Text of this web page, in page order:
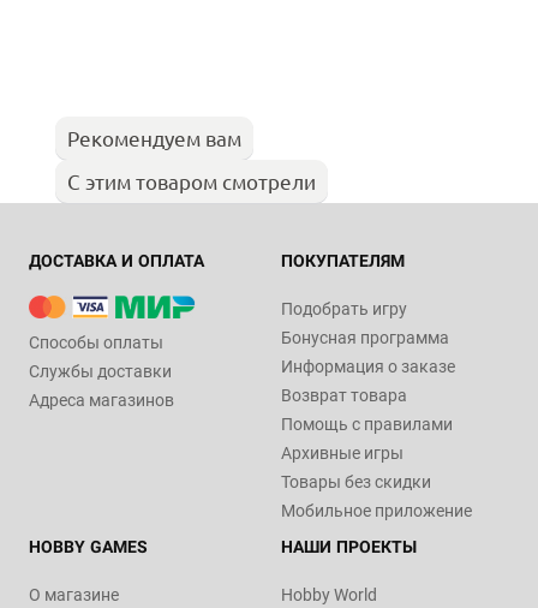
Рекомендуем вам
С этим товаром смотрели
ДОСТАВКА И ОПЛАТА
Способы оплаты
Службы доставки
Адреса магазинов
ПОКУПАТЕЛЯМ
Подобрать игру
Бонусная программа
Информация о заказе
Возврат товара
Помощь с правилами
Архивные игры
Товары без скидки
Мобильное приложение
HOBBY GAMES
О магазине
НАШИ ПРОЕКТЫ
Hobby World